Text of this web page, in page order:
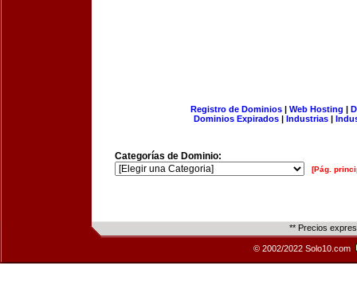
Registro de Dominios| Web Hosting |
Dominios Expirados | Industrias |
Categorías de Dominio:
[Pág.
** Precios
© 2002/2022 Solo10.com